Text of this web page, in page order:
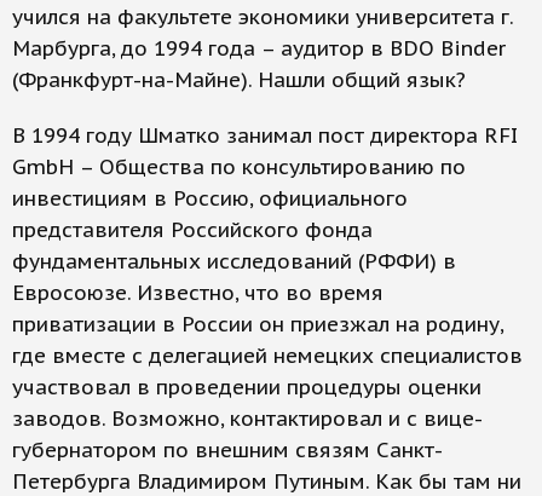
учился на факультете экономики университета г.
Марбурга, до 1994 года – аудитор в BDO Binder
(Франкфурт-на-Майне). Нашли общий язык?
В 1994 году Шматко занимал пост директора RFI
GmbH – Общества по консультированию по
инвестициям в Россию, официального
представителя Российского фонда
фундаментальных исследований (РФФИ) в
Евросоюзе. Известно, что во время
приватизации в России он приезжал на родину,
где вместе с делегацией немецких специалистов
участвовал в проведении процедуры оценки
заводов. Возможно, контактировал и с вице-
губернатором по внешним связям Санкт-
Петербурга Владимиром Путиным. Как бы там ни